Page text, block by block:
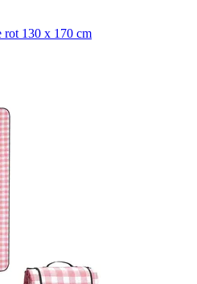
130 x 170 cm